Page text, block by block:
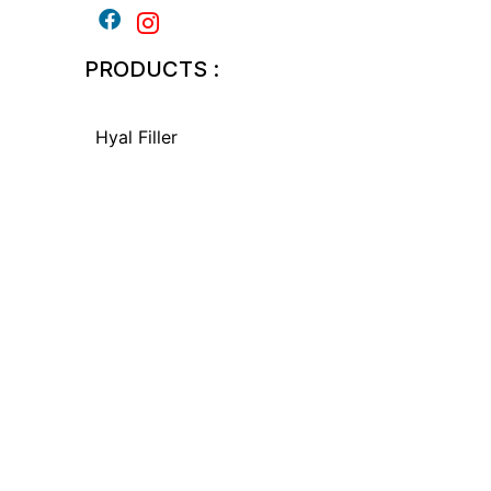
PRODUCTS :
Hyal Filler